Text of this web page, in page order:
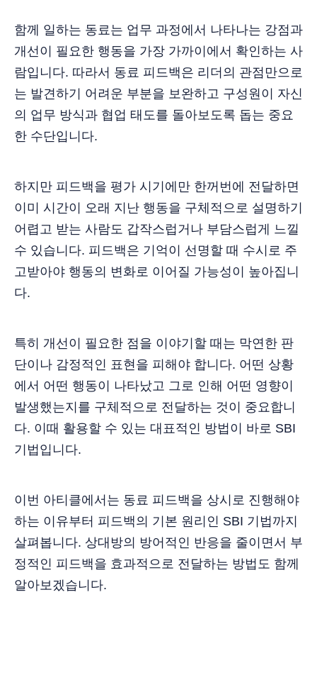
함께 일하는 동료는 업무 과정에서 나타나는 강점과
개선이 필요한 행동을 가장 가까이에서 확인하는 사
람입니다. 따라서 동료 피드백은 리더의 관점만으로
는 발견하기 어려운 부분을 보완하고 구성원이 자신
의 업무 방식과 협업 태도를 돌아보도록 돕는 중요
한 수단입니다.
하지만 피드백을 평가 시기에만 한꺼번에 전달하면
이미 시간이 오래 지난 행동을 구체적으로 설명하기
어렵고 받는 사람도 갑작스럽거나 부담스럽게 느낄
수 있습니다. 피드백은 기억이 선명할 때 수시로 주
고받아야 행동의 변화로 이어질 가능성이 높아집니
다.
특히 개선이 필요한 점을 이야기할 때는 막연한 판
단이나 감정적인 표현을 피해야 합니다. 어떤 상황
에서 어떤 행동이 나타났고 그로 인해 어떤 영향이
발생했는지를 구체적으로 전달하는 것이 중요합니
다. 이때 활용할 수 있는 대표적인 방법이 바로 SBI
기법입니다.
이번 아티클에서는 동료 피드백을 상시로 진행해야
하는 이유부터 피드백의 기본 원리인 SBI 기법까지
살펴봅니다. 상대방의 방어적인 반응을 줄이면서 부
정적인 피드백을 효과적으로 전달하는 방법도 함께
알아보겠습니다.